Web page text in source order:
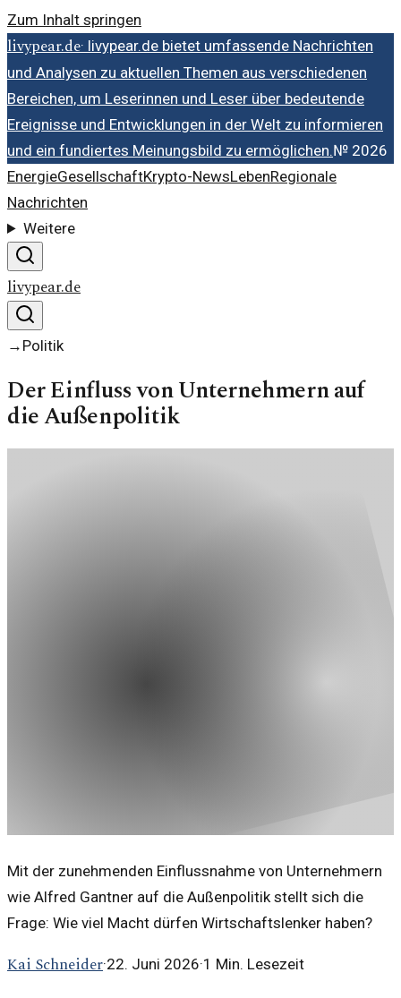
Zum Inhalt springen
livypear.de· livypear.de bietet umfassende Nachrichten
und Analysen zu aktuellen Themen aus verschiedenen
Bereichen, um Leserinnen und Leser über bedeutende
Ereignisse und Entwicklungen in der Welt zu informieren
und ein fundiertes Meinungsbild zu ermöglichen.№ 2026
EnergieGesellschaftKrypto-NewsLebenRegionale
Nachrichten
Weitere
livypear.de
→ Politik
Der Einfluss von Unternehmern auf
die Außenpolitik
Mit der zunehmenden Einflussnahme von Unternehmern
wie Alfred Gantner auf die Außenpolitik stellt sich die
Frage: Wie viel Macht dürfen Wirtschaftslenker haben?
Kai Schneider·22. Juni 2026·1 Min. Lesezeit